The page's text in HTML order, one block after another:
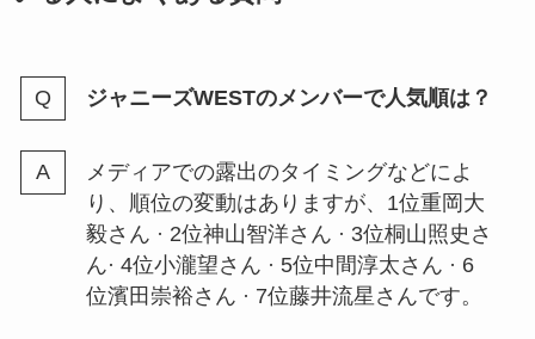
について調査
ジャニーズの物販で買えるのは？
てやグッズ整理券の取り方解説
ジャスティの買取で連絡来ないこ
とはあるの？安すぎる・振り込ま
れないなどの噂も調査
ジャニーズWESTのメンバーで人気順は？
メディアでの露出のタイミングなどによ
り、順位の変動はありますが、1位重岡大
毅さん · 2位神山智洋さん · 3位桐山照史さ
ん· 4位小瀧望さん · 5位中間淳太さん · 6
位濱田崇裕さん · 7位藤井流星さんです。